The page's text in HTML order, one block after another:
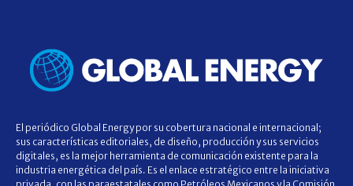
El periódico Global Energy por su cobertura nacional e internacional;
sus características editoriales, de diseño, producción y sus servicios
digitales, es la mejor herramienta de comunicación existente para la
industria energética del país. Es el enlace estratégico entre la iniciativa